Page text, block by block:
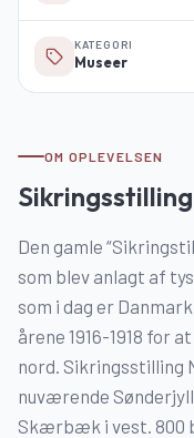
KATEGORI
Museer
OM OPLEVELSEN
Den gamle
som blev anlagt af
som i dag er
årene 1916-1918 for
nord.
nuværende
Skærbæk i vest. 800